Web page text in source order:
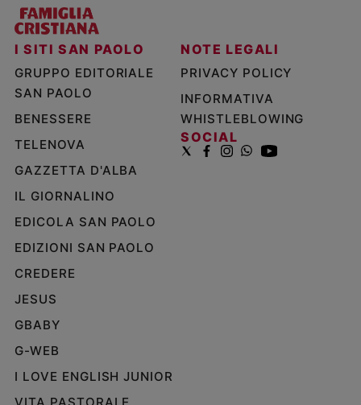
I SITI SAN PAOLO
GRUPPO EDITORIALE
SAN PAOLO
BENESSERE
TELENOVA
GAZZETTA D'ALBA
IL GIORNALINO
EDICOLA SAN PAOLO
EDIZIONI SAN PAOLO
CREDERE
JESUS
GBABY
G-WEB
I LOVE ENGLISH JUNIOR
NOTE LEGALI
PRIVACY POLICY
INFORMATIVA
WHISTLEBLOWING
SOCIAL